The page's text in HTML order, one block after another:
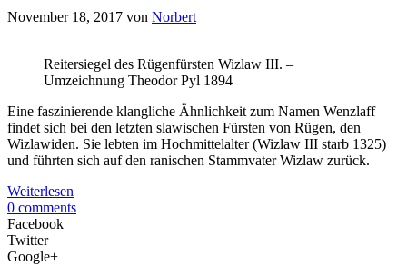
November 18, 2017 von Norbert
Reitersiegel des Rügenfürsten Wizlaw III. –
Umzeichnung Theodor Pyl 1894
Eine faszinierende klangliche Ähnlichkeit zum Namen Wenzlaff
findet sich bei den letzten slawischen Fürsten von Rügen, den
Wizlawiden. Sie lebten im Hochmittelalter (Wizlaw III starb 1325)
und führten sich auf den ranischen Stammvater Wizlaw zurück.
Weiterlesen
0 comments
Facebook
Twitter
Google+